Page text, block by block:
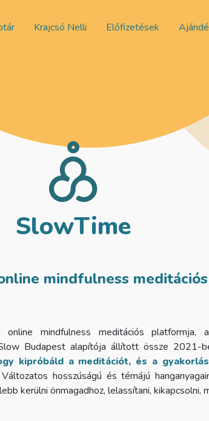
Krajcsó Nelli Előfizetések
SlowTime
mindfulness
mindfulness meditációs platformja,
Budapest alapítója állított össze 2021-
kipróbáld a meditációt, és a
hosszúságú és témájú
kerülni önmagadhoz, lelassítani, kikapcsolni,